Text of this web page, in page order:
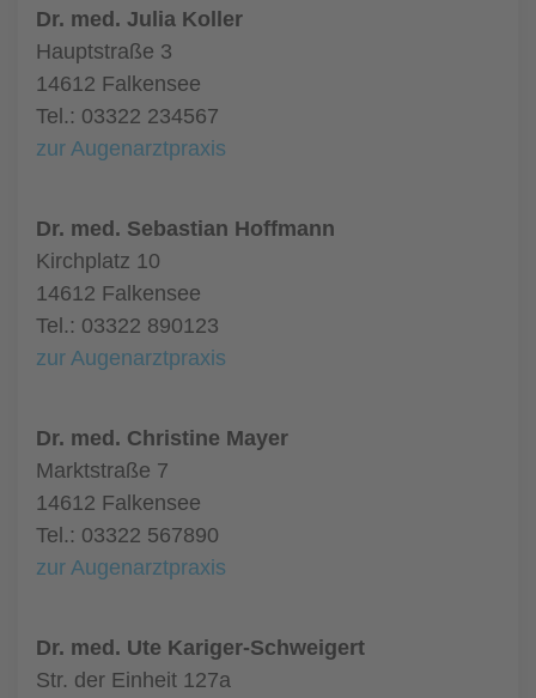
Dr. med. Julia Koller
Hauptstraße 3
14612 Falkensee
Tel.: 03322 234567
zur Augenarztpraxis
Dr. med. Sebastian Hoffmann
Kirchplatz 10
14612 Falkensee
Tel.: 03322 890123
zur Augenarztpraxis
Dr. med. Christine Mayer
Marktstraße 7
14612 Falkensee
Tel.: 03322 567890
zur Augenarztpraxis
Dr. med. Ute Kariger-Schweigert
Str. der Einheit 127a